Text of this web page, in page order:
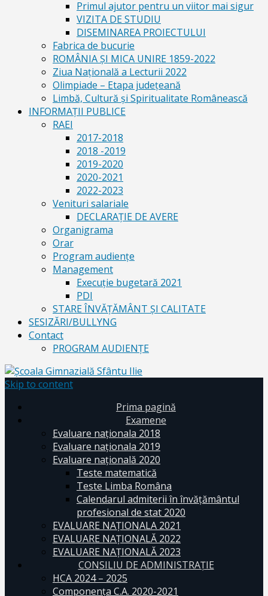
Primul ajutor pentru un viitor mai sigur
VIZITA DE STUDIU
DISEMINAREA PROIECTULUI
Fabrica de bucurie
ROMÂNIA ŞI MICA UNIRE 1859-2022
Ziua Naţională a Lecturii 2022
Olimpiade – Etapa judeţeană
Limbă, Cultură și Spiritualitate Românească
INFORMAŢII PUBLICE
RAEI
2017-2018
2018 -2019
2019-2020
2020-2021
2022-2023
Venituri salariale
DECLARAŢIE DE AVERE
Organigrama
Orar
Program audiențe
Management
Execuţie bugetară 2021
PDI
STARE ÎNVĂȚĂMÂNT ȘI CALITATE
SESIZĂRI/BULLYNG
Contact
PROGRAM AUDIENŢE
Skip to content
Prima pagină
Examene
Evaluare naționala 2018
Evaluare naționala 2019
Evaluare națională 2020
Teste matematică
Teste Limba Româna
Calendarul admiterii în învăţământul
profesional de stat 2020
EVALUARE NAȚIONALA 2021
EVALUARE NAŢIONALĂ 2022
EVALUARE NAŢIONALĂ 2023
CONSILIU DE ADMINISTRAȚIE
HCA 2024 – 2025
Componența C.A. 2020-2021